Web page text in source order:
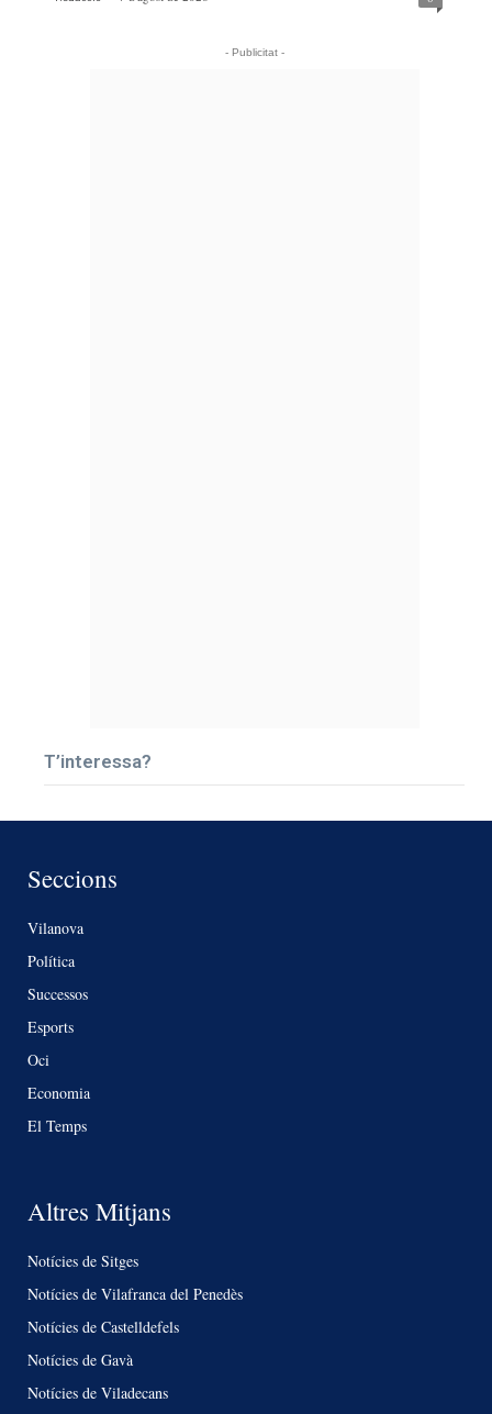
- Publicitat -
T’interessa?
Seccions
Vilanova
Política
Successos
Esports
Oci
Economia
El Temps
Altres Mitjans
Notícies de Sitges
Notícies de Vilafranca del Penedès
Notícies de Castelldefels
Notícies de Gavà
Notícies de Viladecans